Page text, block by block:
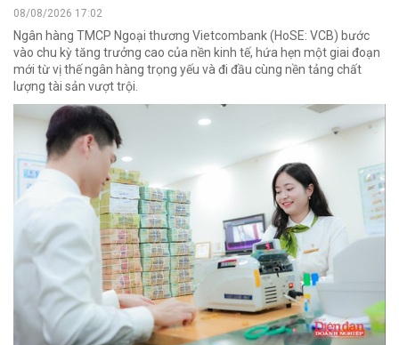
08/08/2026 17:02
Ngân hàng TMCP Ngoại thương Vietcombank (HoSE: VCB) bước
vào chu kỳ tăng trưởng cao của nền kinh tế, hứa hẹn một giai đoạn
mới từ vị thế ngân hàng trọng yếu và đi đầu cùng nền tảng chất
lượng tài sản vượt trội.